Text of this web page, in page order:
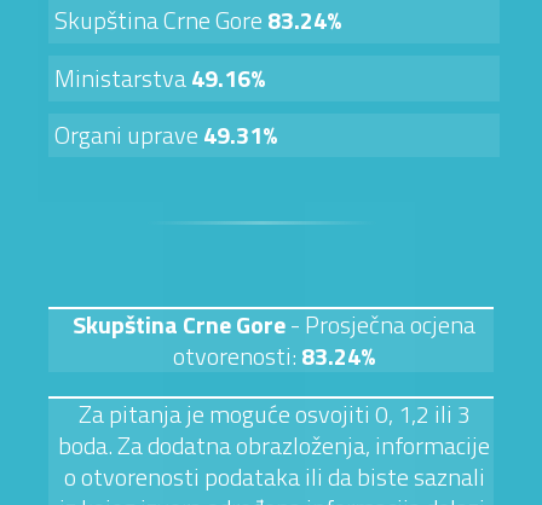
Skupština Crne Gore83.24%
Ministarstva49.16%
Organi uprave49.31%
Skupština Crne Gore- Prosječna ocjena
otvorenosti:83.24%
Za pitanja je moguće osvojiti 0, 1,2 ili 3
boda. Za dodatna obrazloženja, informacije
o otvorenosti podataka ili da biste saznali